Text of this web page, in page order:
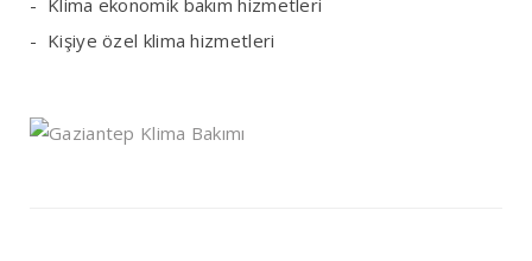
Klima ekonomik bakım hizmetleri
Kişiye özel klima hizmetleri